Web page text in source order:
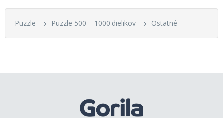
Puzzle Puzzle 500 – 1000 dielikov Ostatné